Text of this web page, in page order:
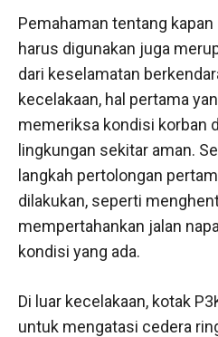
Pemahaman tentang
harus digunakan juga
dari keselamatan
kecelakaan, hal pertama
memeriksa kondisi korban
lingkungan sekitar aman.
langkah pertolongan
dilakukan, seperti
mempertahankan jalan
kondisi yang ada.
Di luar kecelakaan, kotak
untuk mengatasi cedera